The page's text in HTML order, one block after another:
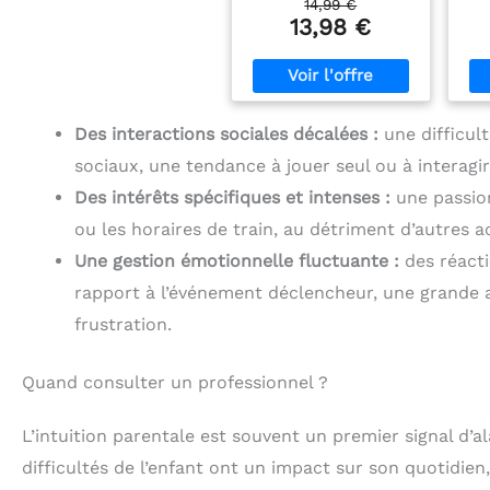
menés par les ingénieurs
d'iClever, nous avons
poreuse insonorisante
de 22 mm à une éponge
acoustique alvéolée sur
mesure afin d'absorber
tout en garantissant un
confort optimal. Nous
avons ainsi atteint un
rapport signal/bruit
obtenu des réductions
allant jusqu'à 46 dB
dans certaines
éliminer le bruit à 100 %.
enfant fiable】Conçu
pour les enfants
sensibles au son, ce
14,99 €
13,98 €
Des interactions sociales décalées : une
sociaux, une tendance à jouer seul ou à
Des intérêts spécifiques et intenses : une
ou les horaires de train, au détriment d’autres
Une gestion émotionnelle fluctuante : des
rapport à l’événement déclencheur, une
frustration.
Quand consulter un professionnel ?
L’intuition parentale est souvent un premier signal
difficultés de l’enfant ont un impact sur son